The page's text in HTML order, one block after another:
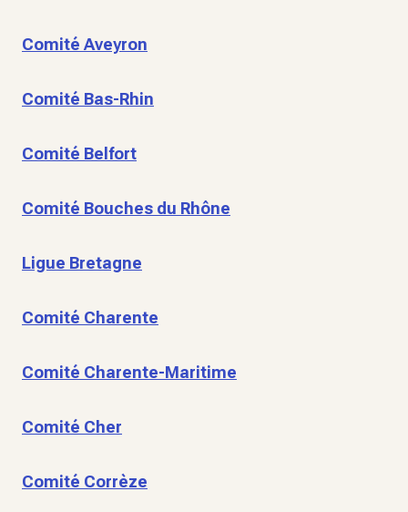
Comité Aveyron
Comité Bas-Rhin
Comité Belfort
Comité Bouches du Rhône
Ligue Bretagne
Comité Charente
Comité Charente-Maritime
Comité Cher
Comité Corrèze